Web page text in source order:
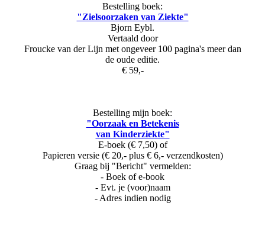
Bestelling boek:
"Zielsoorzaken van Ziekte"
Bjorn Eybl.
Vertaald door
Froucke van der Lijn met ongeveer 100 pagina's meer dan
de oude editie.
€ 59,-
Bestelling mijn boek:
"Oorzaak en Betekenis
van Kinderziekte"
E-boek (€ 7,50) of
Papieren versie (€ 20,- plus € 6,- verzendkosten)
Graag bij "Bericht" vermelden:
- Boek of e-book
- Evt. je (voor)naam
- Adres indien nodig